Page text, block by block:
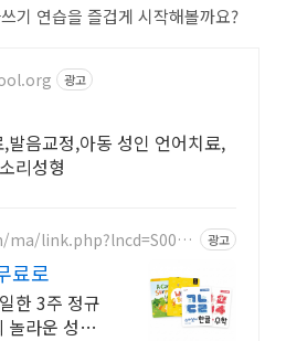
기 연습을 즐겁게 시작해볼까요?
광고
음교정,아동 성인 언어치료,
리성형
link.php?lncd=S0027
광고
료로
한 3주 정규
놀라운 성장